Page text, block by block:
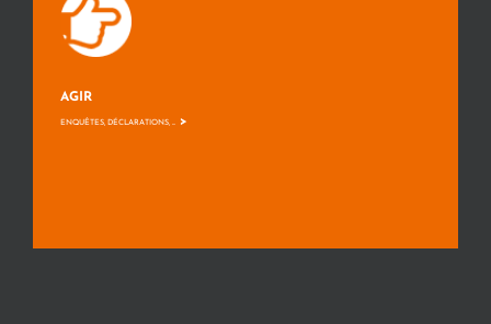
AGIR
ENQUÊTES, DÉCLARATIONS, ... >